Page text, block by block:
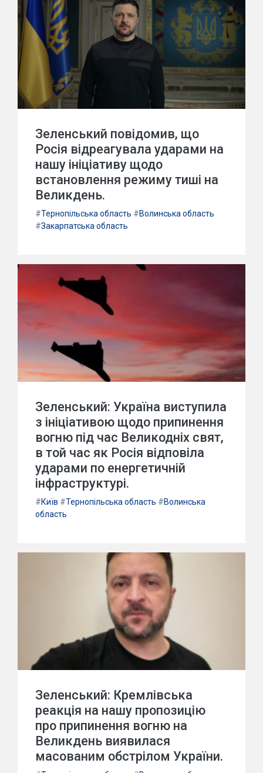
Зеленський повідомив, що
Росія відреагувала ударами на
нашу ініціативу щодо
встановлення режиму тиші на
Великдень.
#Тернопільська область #Волинська область
#Закарпатська область
Зеленський: Україна виступила
з ініціативою щодо припинення
вогню під час Великодніх свят,
в той час як Росія відповіла
ударами по енергетичній
інфраструктурі.
#Київ #Тернопільська область #Волинська
область
Зеленський: Кремлівська
реакція на нашу пропозицію
про припинення вогню на
Великдень виявилася
масованим обстрілом України.